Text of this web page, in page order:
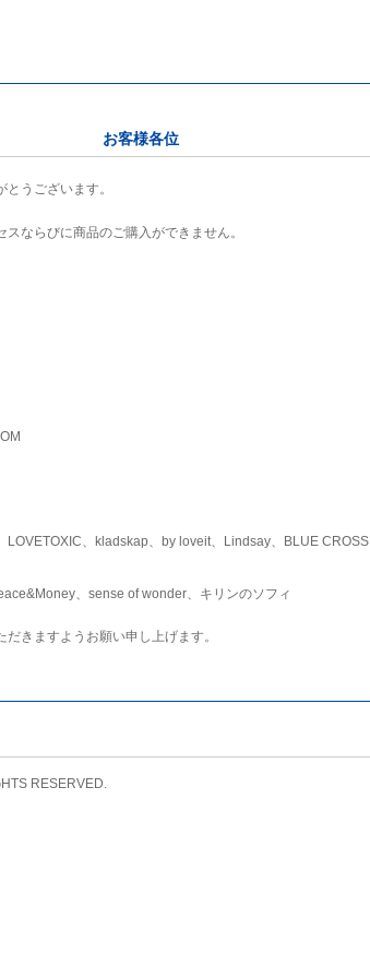
お客様各位
うございます。
ならびに商品のご購入ができません。
、kladskap、by loveit、Lindsay、BLUE CROSS
、sense of wonder、キリンのソフィ
きますようお願い申し上げます。